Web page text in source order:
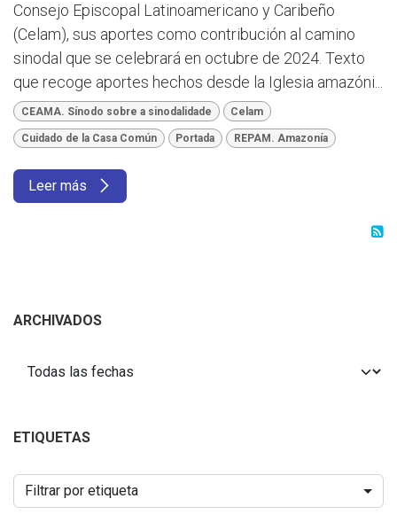
Consejo Episcopal Latinoamericano y Caribeño
(Celam), sus aportes como contribución al camino
sinodal que se celebrará en octubre de 2024. Texto
que recoge aportes hechos desde la Iglesia amazóni...
CEAMA. Sínodo sobre a sinodalidade Celam
Cuidado de la Casa Común Portada REPAM. Amazonía
Leer más
ARCHIVADOS
ETIQUETAS
Filtrar por etiqueta